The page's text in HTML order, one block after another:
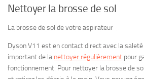
Nettoyer la brosse de sol
La brosse de sol de votre aspirateur
Dyson V11 est en contact direct avec la
important de la nettoyer régulièrement pour
fonctionnement. Pour nettoyer la brosse de